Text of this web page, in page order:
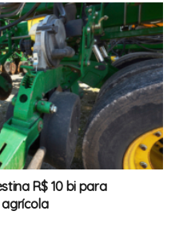
R$ 10 bi para